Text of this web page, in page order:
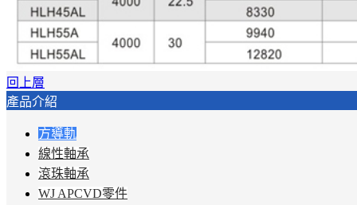
回上層
產品介紹
方導軌
線性軸承
滾珠軸承
WJ APCVD零件